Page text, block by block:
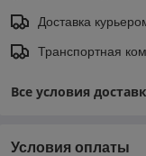
Доставка
Транспортная
Все условия
Условия оплаты